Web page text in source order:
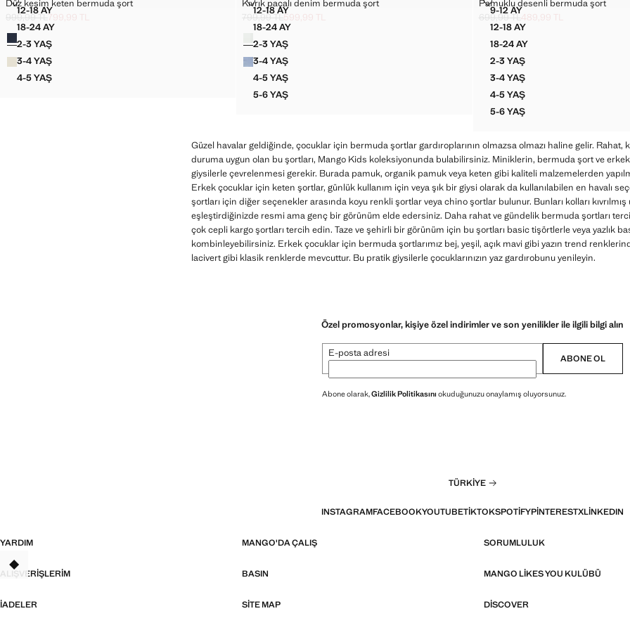
Bedenler
12-18 AYDÜZ KESIM KETEN BERMUDA ŞORT
18-24 AYDÜZ KESIM KETEN BERMUDA ŞORT
2-3 YAŞDÜZ KESIM KETEN BERMUDA ŞORT
3-4 YAŞDÜZ KESIM KETEN BERMUDA ŞORT
4-5 YAŞDÜZ KESIM KETEN BERMUDA ŞORT
Düz kesim keten bermuda şort
Üstü çizili ilk fiyat [999,99 TL ]
999,99 TL
Güncel fiyat [799,99 TL ]
799,99 TL
Renkler
Bedenler
12-18 AYKIVRIK PAÇALI DENIM BERMUDA ŞORT
18-24 AYKIVRIK PAÇALI DENIM BERMUDA ŞORT
2-3 YAŞKIVRIK PAÇALI DENIM BERMUDA ŞORT
3-4 YAŞKIVRIK PAÇALI DENIM BERMUDA ŞORT
4-5 YAŞKIVRIK PAÇALI DENIM BERMUDA ŞORT
5-6 YAŞKIVRIK PAÇALI DENIM BERMUDA ŞORT
Kıvrık paçalı denim bermuda şort
Üstü çizili ilk fiyat [799,99 TL ]
799,99 TL
Güncel fiyat [599,99 TL ]
599,99 TL
Renkler
Bedenler
9-12 AYPAMUKLU DESENLI
12-18 AYPAMUKLU DESENLI
18-24 AYPAMUKLU DESENLI
2-3 YAŞPAMUKLU DESENLI
3-4 YAŞPAMUKLU DESENLI
4-5 YAŞPAMUKLU DESENLI
5-6 YAŞPAMUKLU DESENLI
Pamuklu desenli bermuda şort
Üstü çizili ilk fiyat [699,99 TL ]
699,99 TL
Güncel fiyat [489,99 TL ]
489,99 TL
Güzel havalar geldiğinde, çocuklar için bermuda şortlar gardıroplarının olmazsa olmazı haline gelir.
duruma uygun olan bu şortları, Mango Kids koleksiyonunda bulabilirsiniz. Miniklerin, bermuda şort ve
giysilerle çevrelenmesi gerekir. Burada pamuk, organik pamuk veya keten gibi kaliteli malzemelerden
Erkek çocuklar için keten şortlar, günlük kullanım için veya şık bir giysi olarak da kullanılabilen en havalı
şortları için diğer seçenekler arasında koyu renkli şortlar veya chino şortlar bulunur. Bunları kolları
eşleştirdiğinizde resmi ama genç bir görünüm elde edersiniz. Daha rahat ve gündelik bermuda şortları
çok cepli kargo şortları tercih edin. Taze ve şehirli bir görünüm için bu şortları basic tişörtlerle veya yazlık
kombinleyebilirsiniz. Erkek çocuklar için bermuda şortlarımız bej, yeşil, açık mavi gibi yazın trend
lacivert gibi klasik renklerde mevcuttur. Bu pratik giysilerle çocuklarınızın yaz gardırobunu yenileyin.
Özel promosyonlar, kişiye özel indirimler ve son yenilikler ile ilgili bilgi alın
E-posta adresi ABONE OL
Abone olarak,Gizlilik Politikasını okuduğunuzu onaylamış oluyorsunuz.
TÜRKIYE
INSTAGRAMFACEBOOKYOUTUBETIKTOKSPOTIFYPINTERESTXLINKEDIN
YARDIM MANGO'DA ÇALIŞ SORUMLULUK
ALIŞVERIŞLERIM BASIN MANGO LIKES YOU KULÜBÜ
İADELER SITE MAP DISCOVER